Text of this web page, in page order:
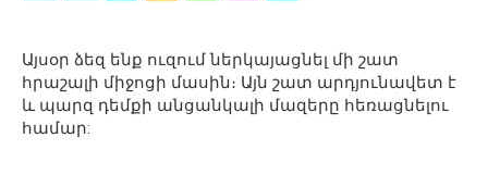
Այսօր ձեզ ենք ուզում ներկայացնել մի շատ
հրաշալի միջոցի մասին։ Այն շատ արդյունավետ է
և պարզ դեմքի անցանկալի մազերը հեռացնելու
համար: